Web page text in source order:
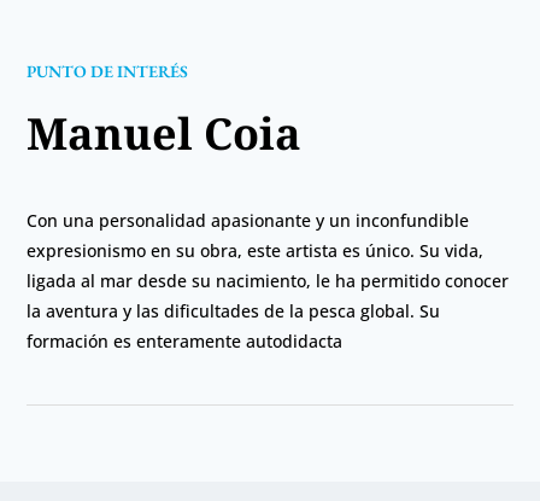
PUNTO DE INTERÉS
Manuel Coia
Con una personalidad apasionante y un inconfundible
expresionismo en su obra, este artista es único. Su vida,
ligada al mar desde su nacimiento, le ha permitido conocer
la aventura y las dificultades de la pesca global. Su
formación es enteramente autodidacta